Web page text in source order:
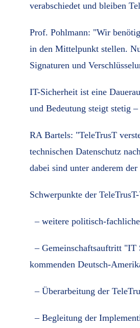
verabschiedet und bleiben
Prof. Pohlmann: "Wir
in den Mittelpunkt stellen.
Signaturen und
IT-Sicherheit ist eine
und Bedeutung steigt stetig
RA Bartels: "TeleTrusT
technischen Datenschutz
dabei sind unter anderem
Schwerpunkte der
– weitere politisch-
– Gemeinschaftsauftritt "IT
kommenden Deutsch-
– Überarbeitung der
– Begleitung der